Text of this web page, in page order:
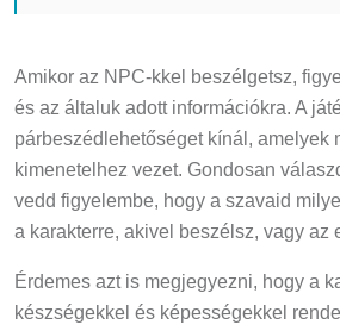
Amikor az NPC-kkel beszélgetsz,
és az általuk adott információkra. A
párbeszédlehetőséget kínál, amelyek
kimenetelhez vezet. Gondosan
vedd figyelembe, hogy a szavaid
a karakterre, akivel beszélsz, vagy az
Érdemes azt is megjegyezni, hogy a
készségekkel és képességekkel